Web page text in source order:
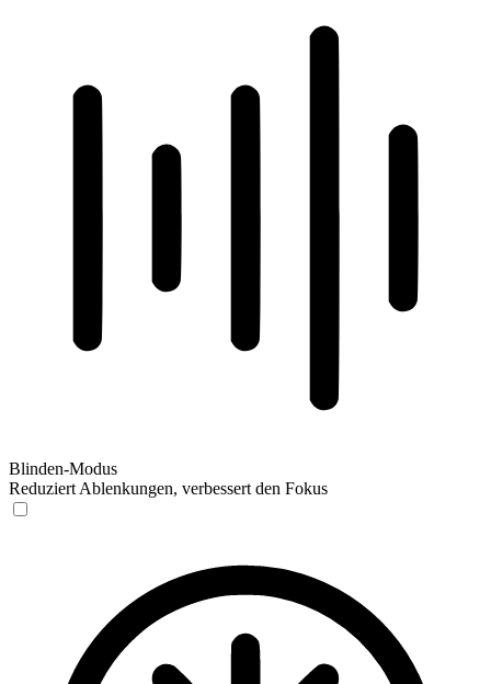
Blinden-Modus
Reduziert Ablenkungen, verbessert den Fokus